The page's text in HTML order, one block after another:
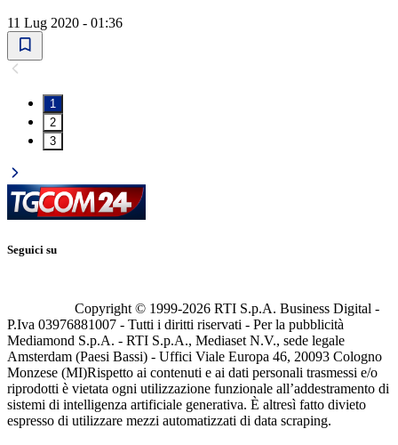
11 Lug 2020 - 01:36
1
2
3
Seguici su
Copyright © 1999-2026 RTI S.p.A. Business Digital -
P.Iva 03976881007 - Tutti i diritti riservati - Per la pubblicità
Mediamond S.p.A. - RTI S.p.A., Mediaset N.V., sede legale
Amsterdam (Paesi Bassi) - Uffici Viale Europa 46, 20093 Cologno
Monzese (MI)Rispetto ai contenuti e ai dati personali trasmessi e/o
riprodotti è vietata ogni utilizzazione funzionale all’addestramento di
sistemi di intelligenza artificiale generativa. È altresì fatto divieto
espresso di utilizzare mezzi automatizzati di data scraping.